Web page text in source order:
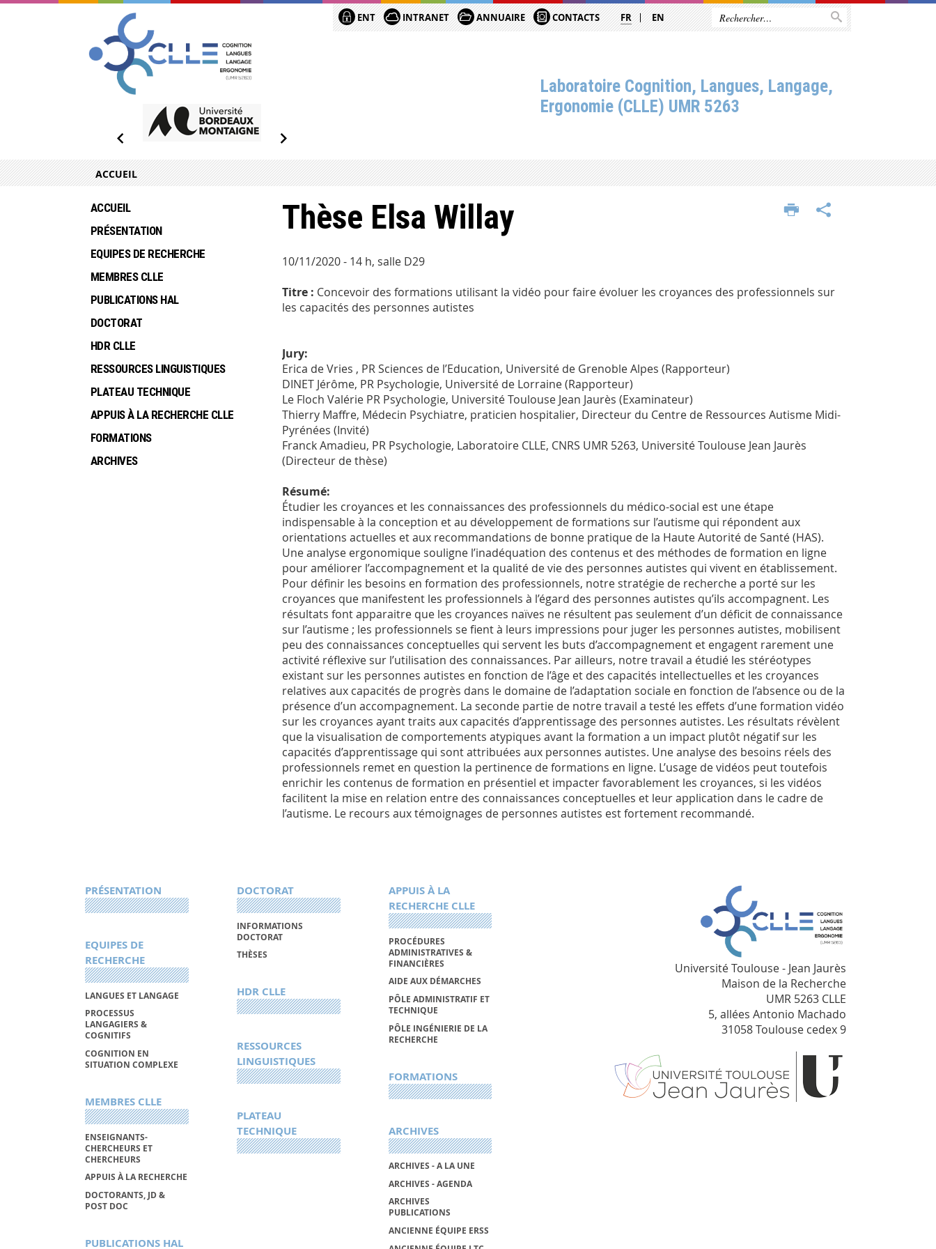
ENT INTRANET ANNUAIRE CONTACTS FR EN
Laboratoire Cognition, Langues, Langage,
Ergonomie (CLLE) UMR 5263
ACCUEIL
Thèse Elsa Willay
10/11/2020 - 14 h, salle D29
Titre : Concevoir des formations utilisant la vidéo pour faire évoluer les croyances des professionnels sur
les capacités des personnes autistes
Jury:
Erica de Vries , PR Sciences de l’Education, Université de Grenoble Alpes (Rapporteur)
DINET Jérôme, PR Psychologie, Université de Lorraine (Rapporteur)
Le Floch Valérie PR Psychologie, Université Toulouse Jean Jaurès (Examinateur)
Thierry Maffre, Médecin Psychiatre, praticien hospitalier, Directeur du Centre de Ressources Autisme Midi-
Pyrénées (Invité)
Franck Amadieu, PR Psychologie, Laboratoire CLLE, CNRS UMR 5263, Université Toulouse Jean Jaurès
(Directeur de thèse)
Résumé:
Étudier les croyances et les connaissances des professionnels du médico-social est une étape
indispensable à la conception et au développement de formations sur l’autisme qui répondent aux
orientations actuelles et aux recommandations de bonne pratique de la Haute Autorité de Santé (HAS).
Une analyse ergonomique souligne l’inadéquation des contenus et des méthodes de formation en ligne
pour améliorer l’accompagnement et la qualité de vie des personnes autistes qui vivent en établissement.
Pour définir les besoins en formation des professionnels, notre stratégie de recherche a porté sur les
croyances que manifestent les professionnels à l’égard des personnes autistes qu’ils accompagnent. Les
résultats font apparaitre que les croyances naïves ne résultent pas seulement d’un déficit de connaissance
sur l’autisme ; les professionnels se fient à leurs impressions pour juger les personnes autistes, mobilisent
peu des connaissances conceptuelles qui servent les buts d’accompagnement et engagent rarement une
activité réflexive sur l’utilisation des connaissances. Par ailleurs, notre travail a étudié les stéréotypes
existant sur les personnes autistes en fonction de l’âge et des capacités intellectuelles et les croyances
relatives aux capacités de progrès dans le domaine de l’adaptation sociale en fonction de l’absence ou de la
présence d’un accompagnement. La seconde partie de notre travail a testé les effets d’une formation vidéo
sur les croyances ayant traits aux capacités d’apprentissage des personnes autistes. Les résultats révèlent
que la visualisation de comportements atypiques avant la formation a un impact plutôt négatif sur les
capacités d’apprentissage qui sont attribuées aux personnes autistes. Une analyse des besoins réels des
professionnels remet en question la pertinence de formations en ligne. L’usage de vidéos peut toutefois
enrichir les contenus de formation en présentiel et impacter favorablement les croyances, si les vidéos
facilitent la mise en relation entre des connaissances conceptuelles et leur application dans le cadre de
l’autisme. Le recours aux témoignages de personnes autistes est fortement recommandé.
ACCUEIL
PRÉSENTATION
EQUIPES DE RECHERCHE
MEMBRES CLLE
PUBLICATIONS HAL
DOCTORAT
HDR CLLE
RESSOURCES LINGUISTIQUES
PLATEAU TECHNIQUE
APPUIS À LA RECHERCHE CLLE
FORMATIONS
ARCHIVES
PRÉSENTATION
EQUIPES DE
RECHERCHE
LANGUES ET LANGAGE
PROCESSUS
LANGAGIERS &
COGNITIFS
COGNITION EN
SITUATION COMPLEXE
MEMBRES CLLE
ENSEIGNANTS-
CHERCHEURS ET
CHERCHEURS
APPUIS À LA RECHERCHE
DOCTORANTS, JD &
POST DOC
PUBLICATIONS HAL
DOCTORAT
INFORMATIONS
DOCTORAT
THÈSES
HDR CLLE
RESSOURCES
LINGUISTIQUES
PLATEAU
TECHNIQUE
APPUIS À LA
RECHERCHE CLLE
PROCÉDURES
ADMINISTRATIVES &
FINANCIÈRES
AIDE AUX DÉMARCHES
PÔLE ADMINISTRATIF ET
TECHNIQUE
PÔLE INGÉNIERIE DE LA
RECHERCHE
FORMATIONS
ARCHIVES
ARCHIVES - A LA UNE
ARCHIVES - AGENDA
ARCHIVES
PUBLICATIONS
ANCIENNE ÉQUIPE ERSS
Université Toulouse - Jean Jaurès
Maison de la Recherche
UMR 5263 CLLE
5, allées Antonio Machado
31058 Toulouse cedex 9